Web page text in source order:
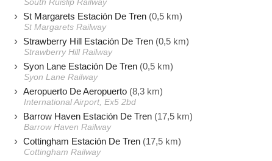
South Ruislip Railway
St Margarets Estación De Tren (0,5 km)
St Margarets Railway
Strawberry Hill Estación De Tren (0,5 km)
Strawberry Hill Railway
Syon Lane Estación De Tren (0,5 km)
Syon Lane Railway
Aeropuerto De Aeropuerto (8,3 km)
International Airport, Ex5 2bd
Barrow Haven Estación De Tren (17,5 km)
Barrow Haven Railway
Cottingham Estación De Tren (17,5 km)
Cottingham Railway